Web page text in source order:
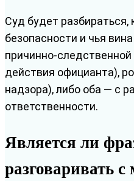
Суд будет разбираться,
безопасности и чья
действия официанта),
надзора), либо оба — с
ответственности.
Является ли
разговаривать